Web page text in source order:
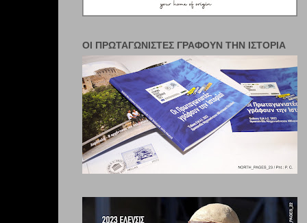
ΟΙ ΠΡΩΤΑΓΩΝΙΣΤΈΣ ΓΡΆΦΟΥΝ ΤΗΝ ΙΣΤΟΡΊΑ